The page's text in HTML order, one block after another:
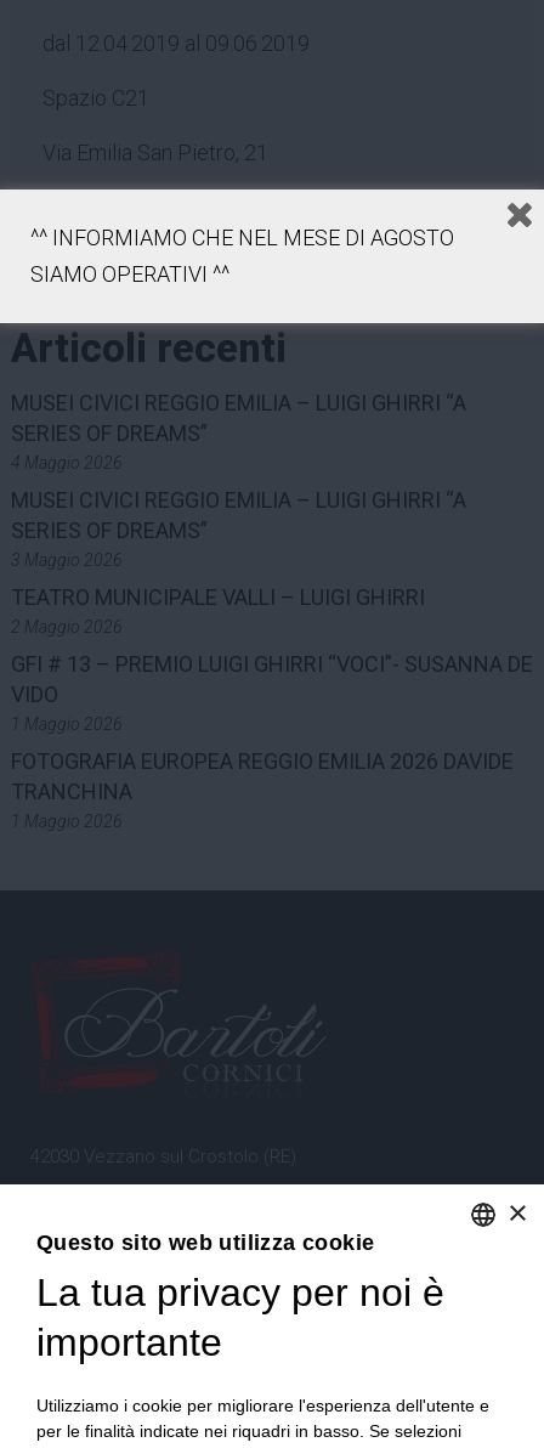
dal 12.04.2019 al 09.06.2019
Spazio C21
Via Emilia San Pietro, 21
Articoli recenti
MUSEI CIVICI REGGIO EMILIA – LUIGI GHIRRI “A
SERIES OF DREAMS”
4 Maggio 2026
MUSEI CIVICI REGGIO EMILIA – LUIGI GHIRRI “A
SERIES OF DREAMS”
3 Maggio 2026
TEATRO MUNICIPALE VALLI – LUIGI GHIRRI
2 Maggio 2026
GFI # 13 – PREMIO LUIGI GHIRRI “VOCI”- SUSANNA DE
VIDO
1 Maggio 2026
FOTOGRAFIA EUROPEA REGGIO EMILIA 2026 DAVIDE
TRANCHINA
1 Maggio 2026
42030 Vezzano sul Crostolo (RE)
Tel.
Stefano Bartoli – P.Iva00764300356
^^ INFORMIAMO CHE NEL MESE DI AGOSTO
SIAMO OPERATIVI ^^
×
Questo sito web utilizza cookie
La tua privacy per noi è
importante
Utilizziamo i cookie per migliorare l'esperienza dell'utente e
per le finalità indicate nei riquadri in basso. Se selezioni